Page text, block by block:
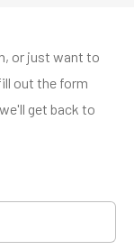
or just want to
out the form
get back to